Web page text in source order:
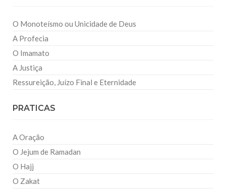
O Monoteísmo ou Unicidade de Deus
A Profecia
O Imamato
A Justiça
Ressureição, Juízo Final e Eternidade
PRATICAS
A Oração
O Jejum de Ramadan
O Hajj
O Zakat